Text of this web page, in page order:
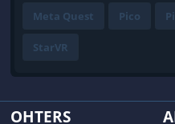
Meta Quest Pico
StarVR
OHTERS